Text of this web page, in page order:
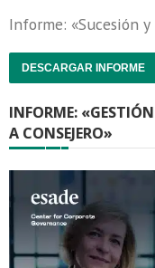
Informe: «Sucesión
DESCARGAR INFORME
INFORME:
A CONSEJERO»